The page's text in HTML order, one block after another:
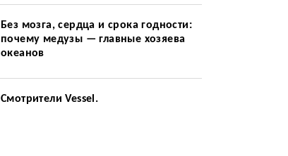
Без мозга, сердца и срока годности:
почему медузы — главные хозяева
океанов
Смотрители Vessel.